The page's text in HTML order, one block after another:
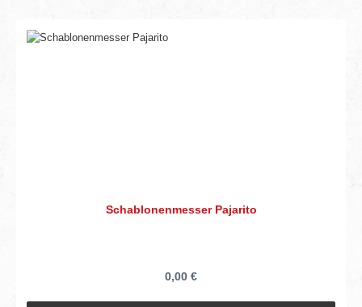
Schablonenmesser Pajarito
0,00 €